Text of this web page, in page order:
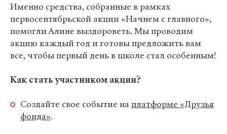
Именно средства, собранные в рамках
первосентябрьской акции «Начнем с главного»,
помогли Алине выздороветь. Мы проводим
акцию каждый год и готовы предложить вам
все, чтобы первый день в школе стал особенным!
Как стать участником акции?
Создайте свое событие на платформе «Друзья
фонда».